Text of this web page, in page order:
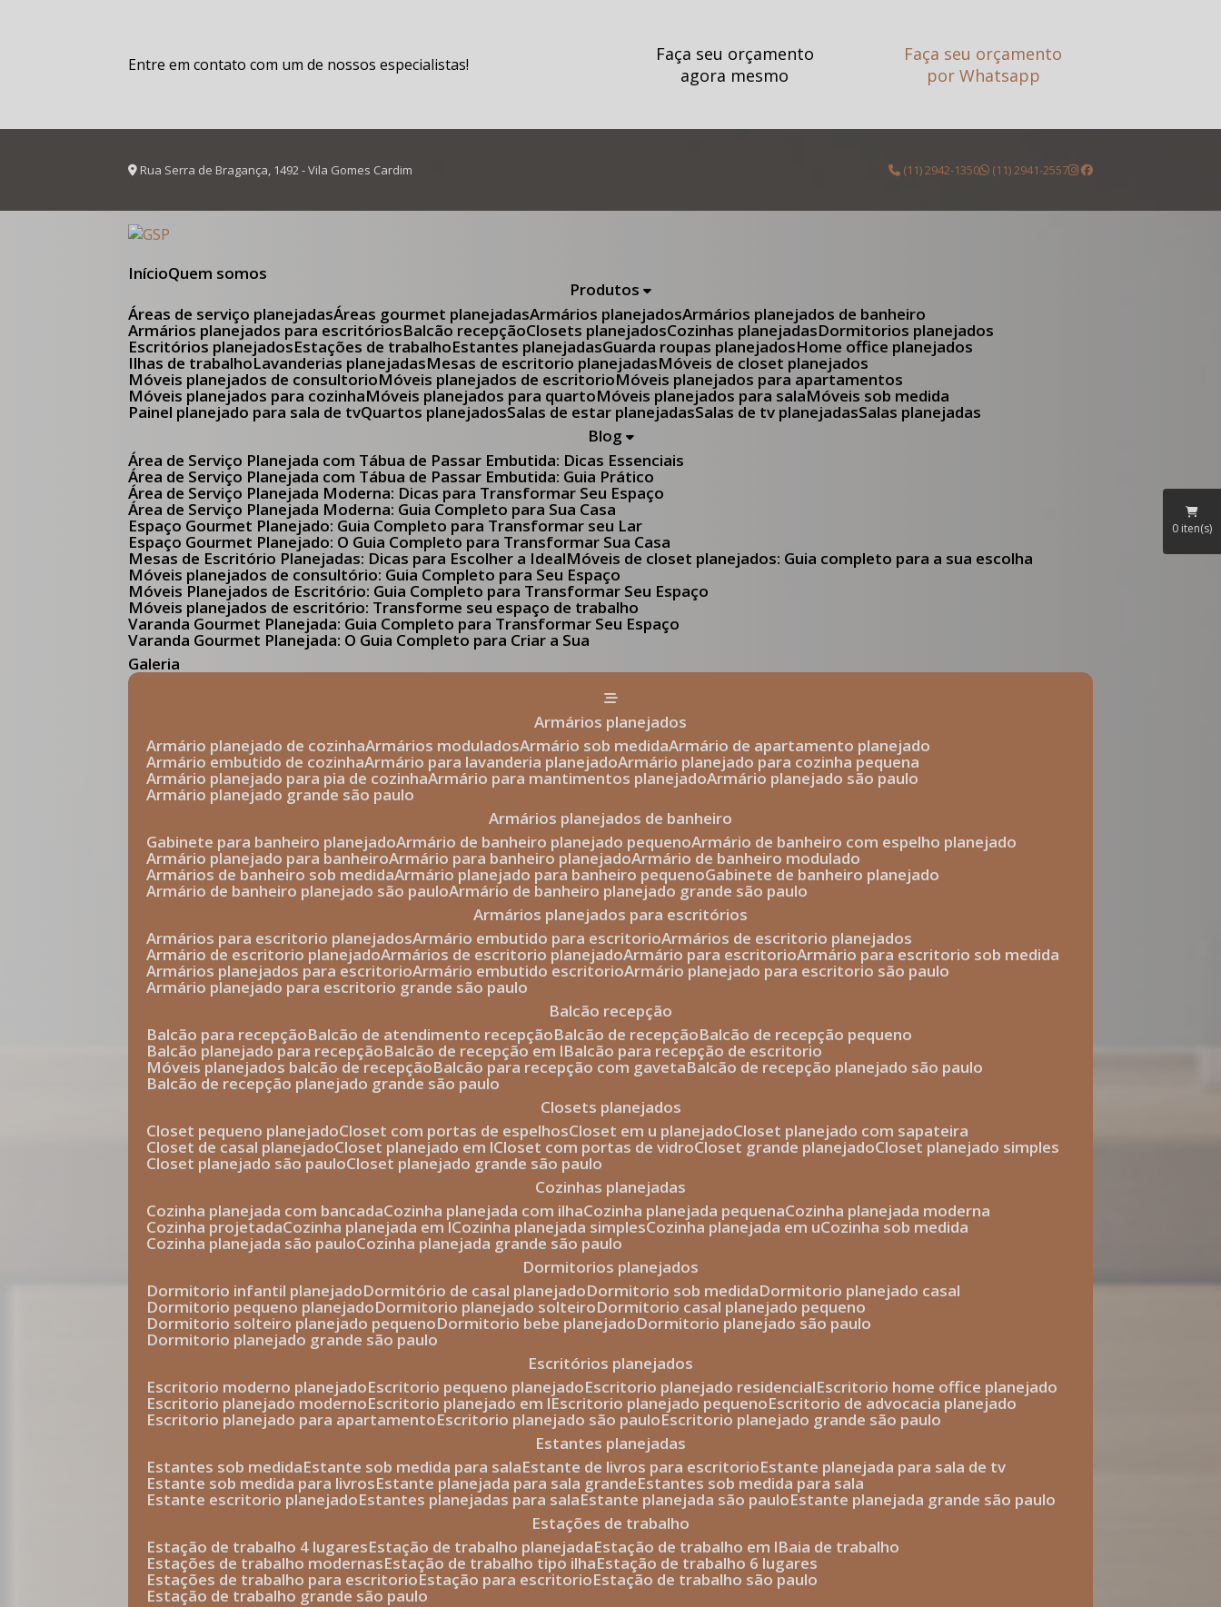
Entre em contato com um de nossos especialistas!
Faça seu orçamento
agora mesmo
Faça seu orçamento
por Whatsapp
Rua Serra de Bragança, 1492 - Vila Gomes Cardim (11) 2942-1350 (11) 2941-2557
Início Quem somos
Produtos
Áreas de serviço planejadas Áreas gourmet planejadas Armários planejados Armários planejados de banheiro
Armários planejados para escritórios Balcão recepção Closets planejados Cozinhas planejadas Dormitorios planejados
Escritórios planejados Estações de trabalho Estantes planejadas Guarda roupas planejados Home office planejados
Ilhas de trabalho Lavanderias planejadas Mesas de escritorio planejadas Móveis de closet planejados
Móveis planejados de consultorio Móveis planejados de escritorio Móveis planejados para apartamentos
Móveis planejados para cozinha Móveis planejados para quarto Móveis planejados para sala Móveis sob medida
Painel planejado para sala de tv Quartos planejados Salas de estar planejadas Salas de tv planejadas Salas planejadas
Blog
Área de Serviço Planejada com Tábua de Passar Embutida: Dicas Essenciais
Área de Serviço Planejada com Tábua de Passar Embutida: Guia Prático
Área de Serviço Planejada Moderna: Dicas para Transformar Seu Espaço
Área de Serviço Planejada Moderna: Guia Completo para Sua Casa
Espaço Gourmet Planejado: Guia Completo para Transformar seu Lar
Espaço Gourmet Planejado: O Guia Completo para Transformar Sua Casa
Mesas de Escritório Planejadas: Dicas para Escolher a Ideal Móveis de closet planejados: Guia completo para a sua escolha
Móveis planejados de consultório: Guia Completo para Seu Espaço
Móveis Planejados de Escritório: Guia Completo para Transformar Seu Espaço
Móveis planejados de escritório: Transforme seu espaço de trabalho
Varanda Gourmet Planejada: Guia Completo para Transformar Seu Espaço
Varanda Gourmet Planejada: O Guia Completo para Criar a Sua
Galeria
armários planejados
armário planejado de cozinha armários modulados armário sob medida armário de apartamento planejado
armário embutido de cozinha armário para lavanderia planejado armário planejado para cozinha pequena
armário planejado para pia de cozinha armário para mantimentos planejado armário planejado são paulo
armário planejado grande são paulo
armários planejados de banheiro
gabinete para banheiro planejado armário de banheiro planejado pequeno armário de banheiro com espelho planejado
armário planejado para banheiro armário para banheiro planejado armário de banheiro modulado
armários de banheiro sob medida armário planejado para banheiro pequeno gabinete de banheiro planejado
armário de banheiro planejado são paulo armário de banheiro planejado grande são paulo
armários planejados para escritórios
armários para escritorio planejados armário embutido para escritorio armários de escritorio planejados
armário de escritorio planejado armários de escritorio planejado armário para escritorio armário para escritorio sob medida
armários planejados para escritorio armário embutido escritorio armário planejado para escritorio são paulo
armário planejado para escritorio grande são paulo
balcão recepção
balcão para recepção
balcão de atendimento recepção balcão de recepção balcão de recepção pequeno
balcão planejado para recepção balcão de recepção em l balcão para recepção de escritorio
móveis planejados balcão de recepção balcão para recepção com gaveta balcão de recepção planejado são paulo
balcão de recepção planejado grande são paulo
closets planejados
closet pequeno planejado closet com portas de espelhos closet em u planejado closet planejado com sapateira
closet de casal planejado closet planejado em l closet com portas de vidro closet grande planejado closet planejado simples
closet planejado são paulo closet planejado grande são paulo
cozinhas planejadas
cozinha planejada com bancada cozinha planejada com ilha cozinha planejada pequena cozinha planejada moderna
cozinha projetada cozinha planejada em l cozinha planejada simples cozinha planejada em u cozinha sob medida
cozinha planejada são paulo cozinha planejada grande são paulo
dormitorios planejados
dormitorio infantil planejado
dormitório de casal planejado dormitorio sob medida dormitorio planejado casal
dormitorio pequeno planejado dormitorio planejado solteiro dormitorio casal planejado pequeno
dormitorio solteiro planejado pequeno dormitorio bebe planejado dormitorio planejado são paulo
dormitorio planejado grande são paulo
escritórios planejados
escritorio moderno planejado escritorio pequeno planejado escritorio planejado residencial escritorio home office planejado
escritorio planejado moderno escritorio planejado em l escritorio planejado pequeno escritorio de advocacia planejado
escritorio planejado para apartamento escritorio planejado são paulo escritorio planejado grande são paulo
estantes planejadas
estantes sob medida estante sob medida para sala estante de livros para escritorio estante planejada para sala de tv
estante sob medida para livros estante planejada para sala grande estantes sob medida para sala
estante escritorio planejado estantes planejadas para sala estante planejada são paulo estante planejada grande são paulo
estações de trabalho
estação de trabalho 4 lugares estação de trabalho planejada estação de trabalho em l baia de trabalho
estações de trabalho modernas estação de trabalho tipo ilha estação de trabalho 6 lugares
estações de trabalho para escritorio estação para escritorio estação de trabalho são paulo
estação de trabalho grande são paulo
0 iten(s)